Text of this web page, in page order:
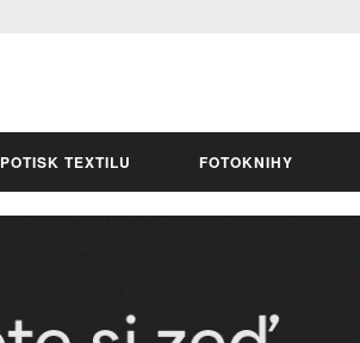
POTISK TEXTILU FOTOKNIHY